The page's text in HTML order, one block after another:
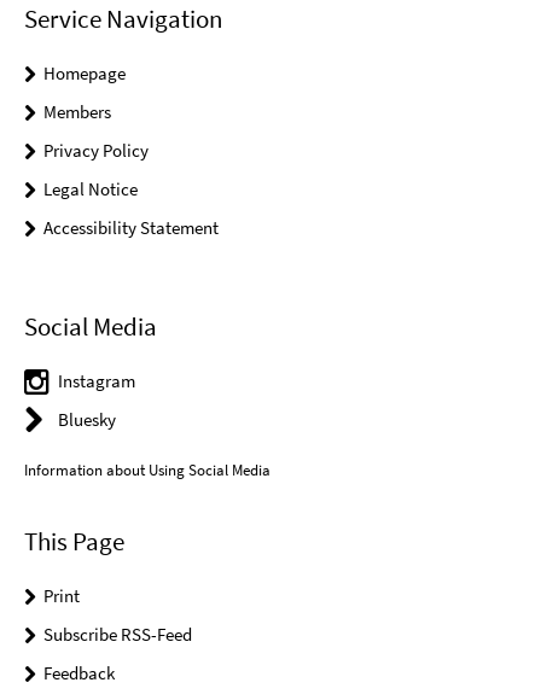
Service Navigation
Homepage
Members
Privacy Policy
Legal Notice
Accessibility Statement
Social Media
Instagram
Bluesky
Information about Using Social Media
This Page
Print
Subscribe RSS-Feed
Feedback